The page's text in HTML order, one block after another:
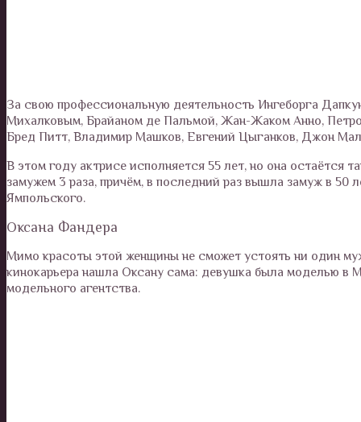
За свою профессиональную деятельность Ингеборга
Михалковым, Брайаном де Пальмой, Жан-Жаком Анно,
Бред Питт, Владимир Машков, Евгений Цыганков, Джон
В этом году актрисе исполняется 55 лет, но она остаётся
замужем 3 раза, причём, в последний раз вышла замуж в 50
Ямпольского.
Оксана Фандера
Мимо красоты этой женщины не сможет устоять ни один
кинокарьера нашла Оксану сама: девушка была моделью в
модельного агентства.